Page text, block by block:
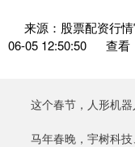
来源：股票配资行
06-05 12:50:50
查看
这个春节，人形机器
马年春晚，宇树科技